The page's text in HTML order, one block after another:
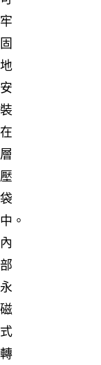
牢
固
地
安
裝
在
層
壓
袋
中。
內
部
永
磁
式
轉